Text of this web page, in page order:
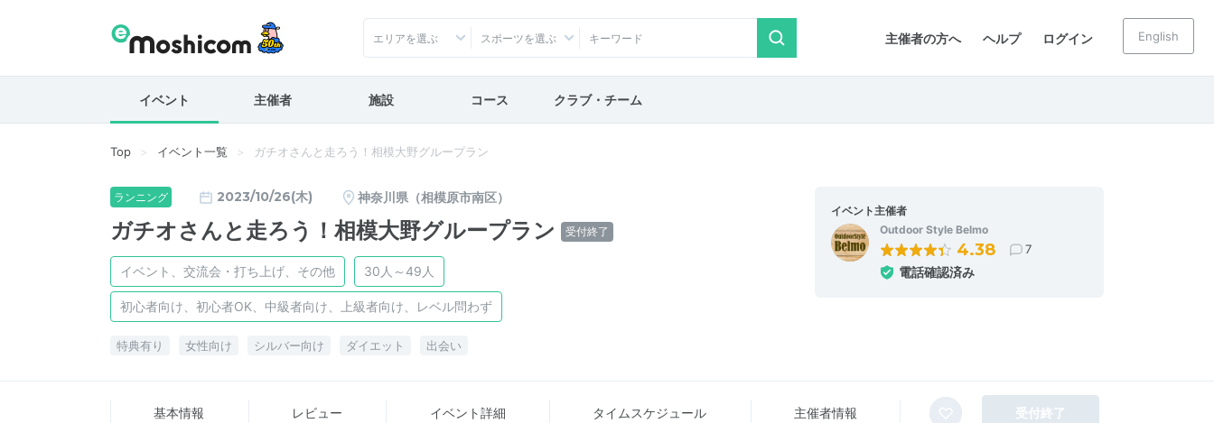
主催者の方へ ヘルプ ログイン
エリアを選ぶ スポーツを選ぶ English
イベント 主催者 施設 コース クラブ・チーム
Top イベント一覧 ガチオさんと走ろう！相模大野グループラン
ランニング 2023/10/26(木) 神奈川県（相模原市南区）
ガチオさんと走ろう！相模大野グループラン 受付終了
イベント、交流会・打ち上げ、その他 30人～49人
初心者向け、初心者OK、中級者向け、上級者向け、レベル問わず
特典有り 女性向け シルバー向け ダイエット 出会い
イベント主催者
Outdoor Style Belmo
4.38 7
電話確認済み
基本情報 レビュー イベント詳細 タイム スケジュール 主催者情報 受付終了